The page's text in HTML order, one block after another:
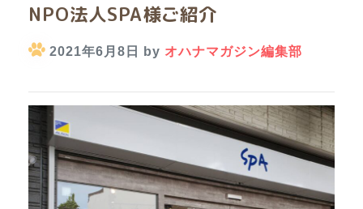
NPO法人SPA様ご紹介
2021年6月8日 by オハナマガジン編集部